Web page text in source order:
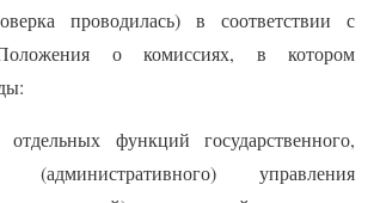
проводилась) в соответствии с
о комиссиях, в котором
функций государственного,
(административного) управления